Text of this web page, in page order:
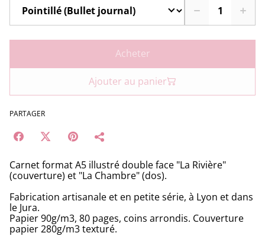
Acheter
Ajouter au panier
PARTAGER
Carnet format A5 illustré double face "La Rivière"
(couverture) et "La Chambre" (dos).
Fabrication artisanale et en petite série, à Lyon et dans
le Jura.
Papier 90g/m3, 80 pages, coins arrondis. Couverture
papier 280g/m3 texturé.